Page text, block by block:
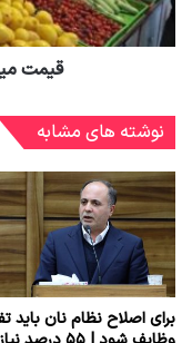
قیمت میوه و
نوشته های مشابه
برای اصلاح نظام نان باید